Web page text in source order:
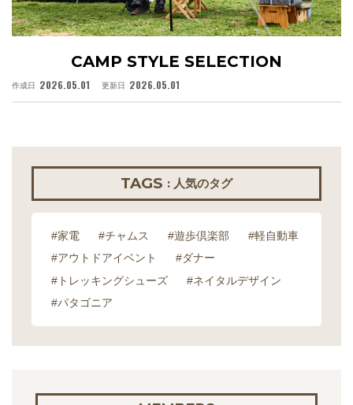
CAMP STYLE SELECTION
作成日 2026.05.01 更新日 2026.05.01
TAGS : 人気のタグ
#家電 #チャムス #遊歩倶楽部
#軽自動車
#アウトドアイベント
#ダナー
#トレッキングシューズ
#ネイタルデザイン
#パタゴニア